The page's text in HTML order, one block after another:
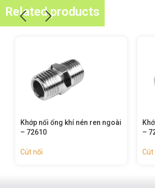
Related products
Khớp nối ống khí nén ren trong
– 72609
Cút nối Cút